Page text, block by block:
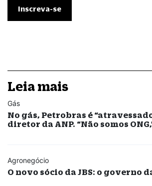
Leia mais
Gás
No gás, Petrobras é
diretor da ANP. “Não somos
Agronegócio
O novo sócio da JBS: o governo